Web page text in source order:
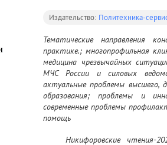
Издательство: Политехника-
Тематические направления
практике.; многопрофильная
медицина чрезвычайных
МЧС России и силовых
актуальные проблемы высшего,
образования; проблемы и
современные проблемы
помощь